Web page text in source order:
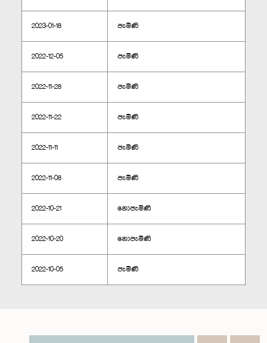
2023-01-18 පැමිණි
2022-12-05 පැමිණි
2022-11-28 පැමිණි
2022-11-22 පැමිණි
2022-11-11 පැමිණි
2022-11-08 පැමිණි
2022-10-21 නොපැමිණි
2022-10-20 නොපැමිණි
2022-10-05 පැමිණි